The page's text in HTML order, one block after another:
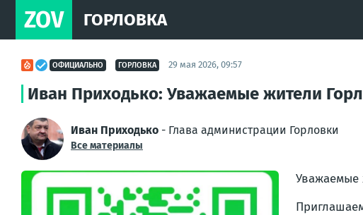
ZOV ГОРЛОВКА
ОФИЦИАЛЬНО ГОРЛОВКА 29 мая 2026, 09:57
Иван Приходько: Уважаемые жители
Иван Приходько - Глава администрации Горловки
Все материалы
Уважаемые